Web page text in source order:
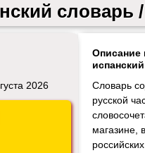
2026
Описание
Словарь
русской
магазине,